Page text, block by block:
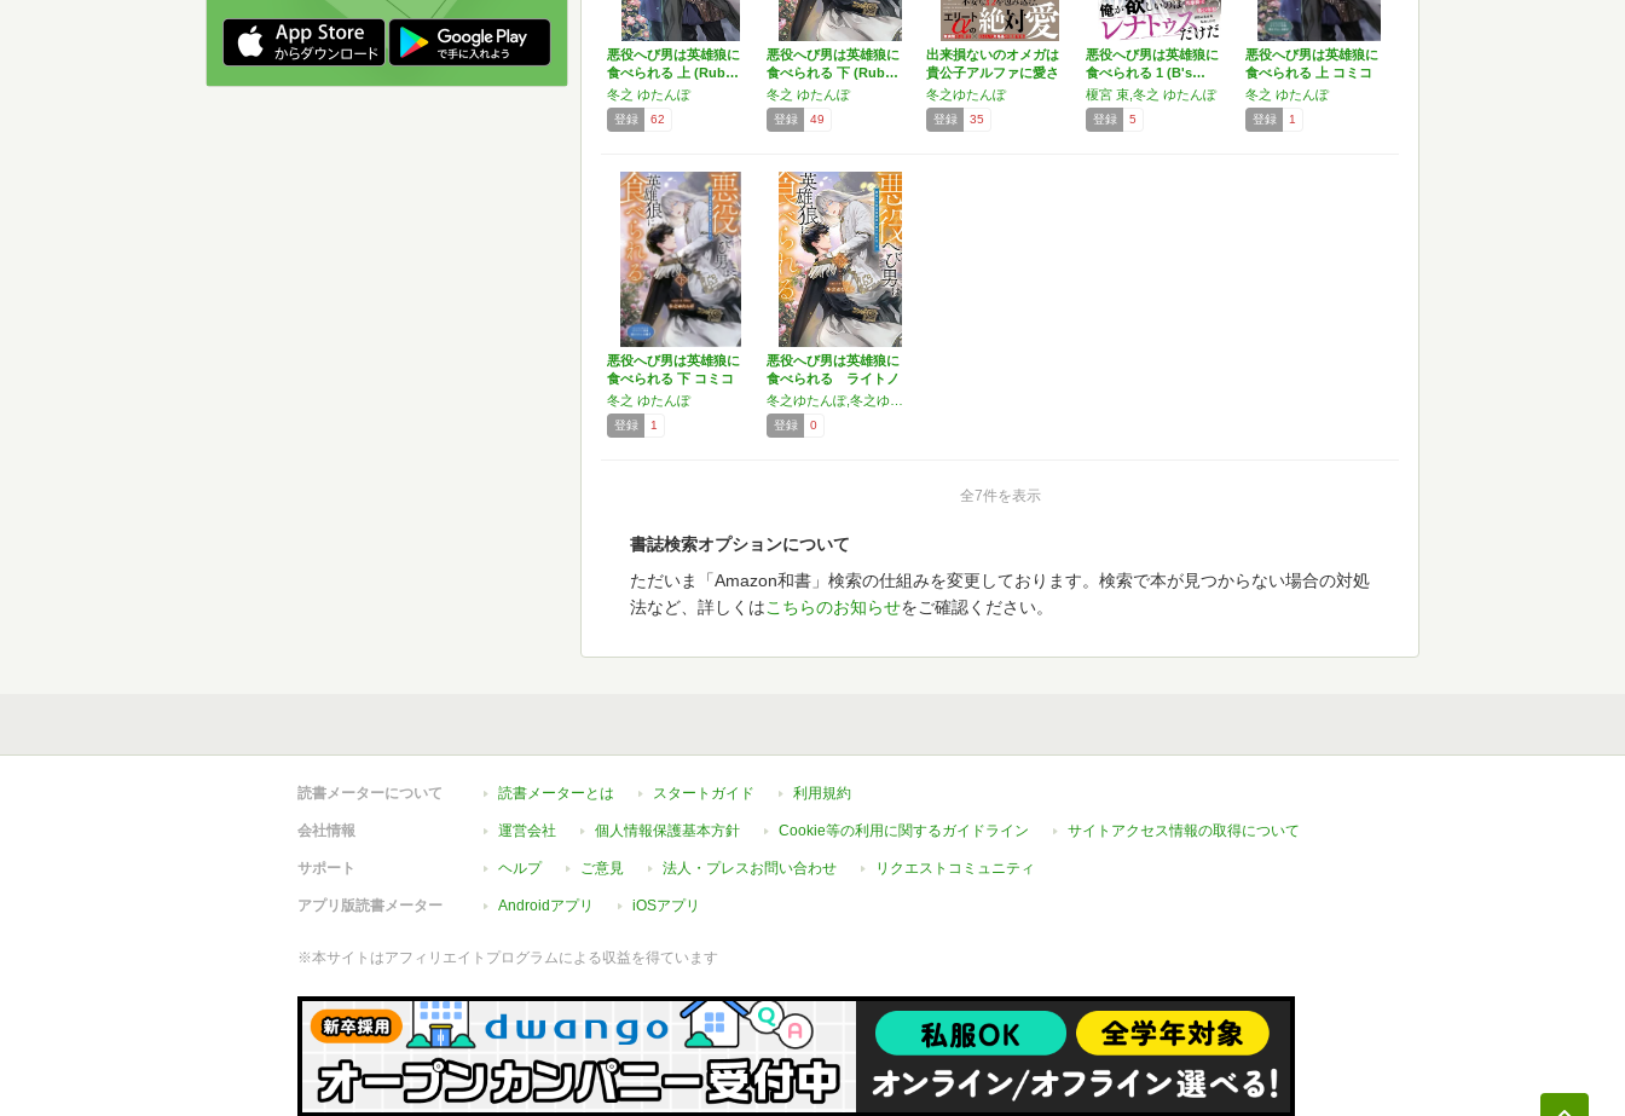
悪役へび男は英雄狼に
食べられる 上 (Rub…
冬之 ゆたんぽ
登録 62
悪役へび男は英雄狼に
食べられる 下 (Rub…
冬之 ゆたんぽ
登録 49
出来損ないのオメガは
貴公子アルファに愛さ
れ尽…
冬之ゆたんぽ
登録 35
悪役へび男は英雄狼に
食べられる 1 (B's…
榎宮 束,冬之 ゆたんぽ
登録 5
悪役へび男は英雄狼に
食べられる 上 コミコ
ミ…
冬之 ゆたんぽ
登録 1
悪役へび男は英雄狼に
食べられる 下 コミコ
ミ…
冬之 ゆたんぽ
登録 1
悪役へび男は英雄狼に
食べられる ライトノ
ベル…
登録 0
全7件を表示
書誌検索オプションについて
ただいま「Amazon和書」検索の仕組みを変更しております。検索で本が見つからない場合の対処
法など、詳しくはこちらのお知らせをご確認ください。
読書メーターについて 読書メーターとは スタートガイド 利用規約
会社情報 運営会社 個人情報保護基本方針 Cookie等の利用に関するガイドライン サイトアクセス情報の取得について
サポート ヘルプ ご意見 法人・プレスお問い合わせ リクエストコミュニティ
アプリ版読書メーター Androidアプリ iOSアプリ
※本サイトはアフィリエイトプログラムによる収益を得ています